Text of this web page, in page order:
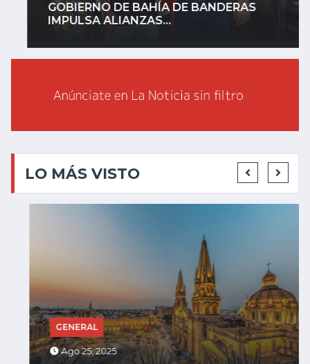
GOBIERNO DE BAHÍA DE BANDERAS
IMPULSA ALIANZAS...
LO MÁS VISTO
GENERAL
Ago 25, 2025